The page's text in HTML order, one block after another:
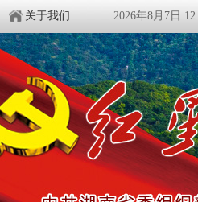
关于我们 2026年8月7日